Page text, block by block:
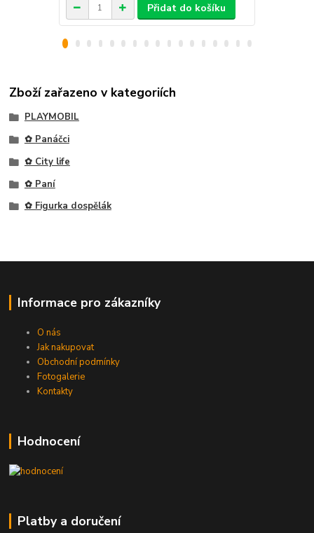
Přidat do košíku
Zboží zařazeno v kategoriích
PLAYMOBIL
✿ Panáčci
✿ City life
✿ Paní
✿ Figurka dospělák
Informace pro zákazníky
O nás
Jak nakupovat
Obchodní podmínky
Fotogalerie
Kontakty
Hodnocení
Platby a doručení